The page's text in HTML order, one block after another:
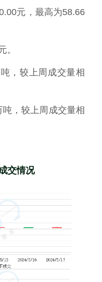
元，最高为58.66
。
，较上周成交量相
，较上周成交量相
交情况